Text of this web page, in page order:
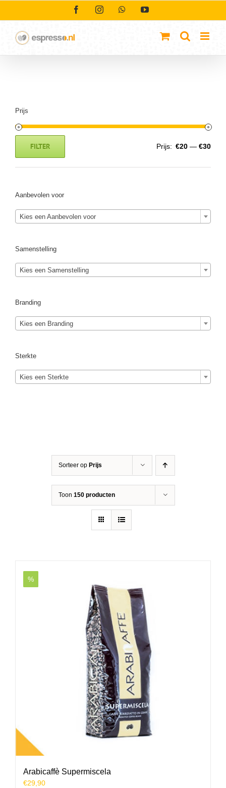
FacebookInstagramWhatsAppYouTube
Sorteer op Prijs
Toon 150 producten
%
Arabicaffè Supermiscela
€29,90
Prijs
FILTER Prijs: €20 — €30
Aanbevolen voor
Kies een Aanbevolen voor
Samenstelling
Kies een Samenstelling
Branding
Kies een Branding
Sterkte
Kies een Sterkte